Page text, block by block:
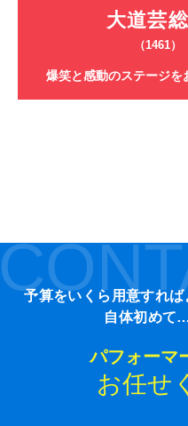
大道芸
（1461）
爆笑と感動のステージを
予算をいくら用意すれ
自体初めて
パフォーマ
お任せ